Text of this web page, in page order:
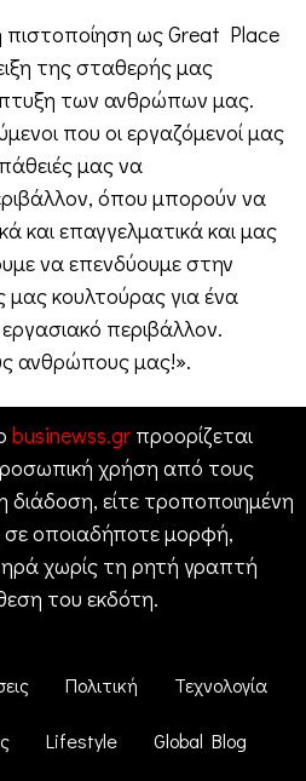
πιστοποίηση ως Great Place
της σταθερής μας
των ανθρώπων μας.
που οι εργαζόμενοί μας
μας να
όπου μπορούν να
και επαγγελματικά και μας
να επενδύουμε στην
μας κουλτούρας για ένα
περιβάλλον.
ανθρώπους μας!».
businewss.grπροορίζεται
χρήση από τους
είτε τροποποιημένη
σε οποιαδήποτε μορφή,
χωρίς τη ρητή γραπτή
του εκδότη.
Πολιτική Τεχνολογία
Lifestyle Global Blog